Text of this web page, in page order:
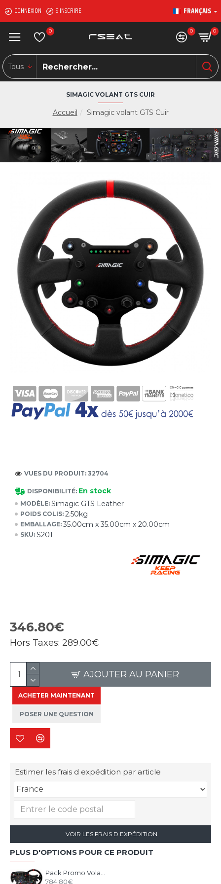
CONNEXION S'INSCRIRE FRANÇAIS
0 0 0
Tous
Accueil Simagic volant GTS Cuir
SIMAGIC VOLANT GTS CUIR
DISPONIBILITÉ: En stock
MODÈLE: Simagic GTS Leather
POIDS COLIS: 2.50kg
EMBALLAGE: 35.00cm x 35.00cm x 20.00cm
SKU: S201
VUES DU PRODUIT: 32704
346.80€
Hors Taxes: 289.00€
AJOUTER AU PANIER
ACHETER MAINTENANT
POSER UNE QUESTION
Estimer les frais d expédition par article
VOIR LES FRAIS D EXPÉDITION
PLUS D'OPTIONS POUR CE PRODUIT
784.80€